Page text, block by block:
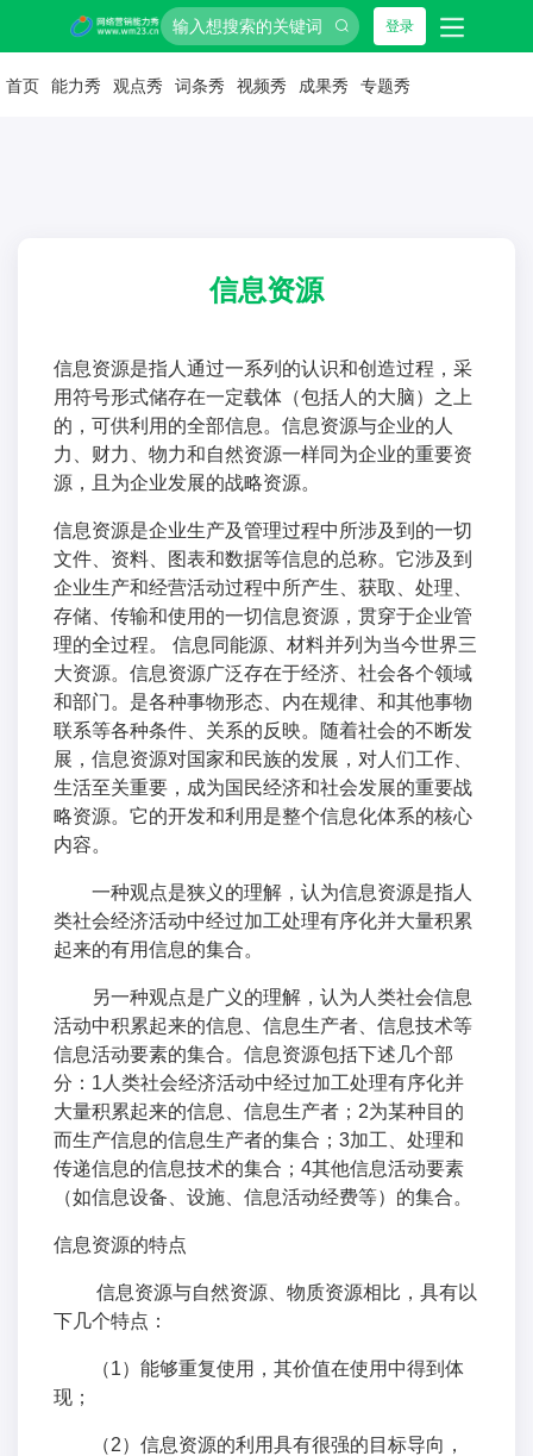
登录
首页 能力秀 观点秀 词条秀 视频秀 成果秀 专题秀
信息资源
信息资源是指人通过一系列的认识和创造过程，采
用符号形式储存在一定载体（包括人的大脑）之上
的，可供利用的全部信息。信息资源与企业的人
力、财力、物力和自然资源一样同为企业的重要资
源，且为企业发展的战略资源。
信息资源是企业生产及管理过程中所涉及到的一切
文件、资料、图表和数据等信息的总称。它涉及到
企业生产和经营活动过程中所产生、获取、处理、
存储、传输和使用的一切信息资源，贯穿于企业管
理的全过程。 信息同能源、材料并列为当今世界三
大资源。信息资源广泛存在于经济、社会各个领域
和部门。是各种事物形态、内在规律、和其他事物
联系等各种条件、关系的反映。随着社会的不断发
展，信息资源对国家和民族的发展，对人们工作、
生活至关重要，成为国民经济和社会发展的重要战
略资源。它的开发和利用是整个信息化体系的核心
内容。
一种观点是狭义的理解，认为信息资源是指人
类社会经济活动中经过加工处理有序化并大量积累
起来的有用信息的集合。
另一种观点是广义的理解，认为人类社会信息
活动中积累起来的信息、信息生产者、信息技术等
信息活动要素的集合。信息资源包括下述几个部
分：1人类社会经济活动中经过加工处理有序化并
大量积累起来的信息、信息生产者；2为某种目的
而生产信息的信息生产者的集合；3加工、处理和
传递信息的信息技术的集合；4其他信息活动要素
（如信息设备、设施、信息活动经费等）的集合。
信息资源的特点
信息资源与自然资源、物质资源相比，具有以
下几个特点：
（1）能够重复使用，其价值在使用中得到体
现；
（2）信息资源的利用具有很强的目标导向，